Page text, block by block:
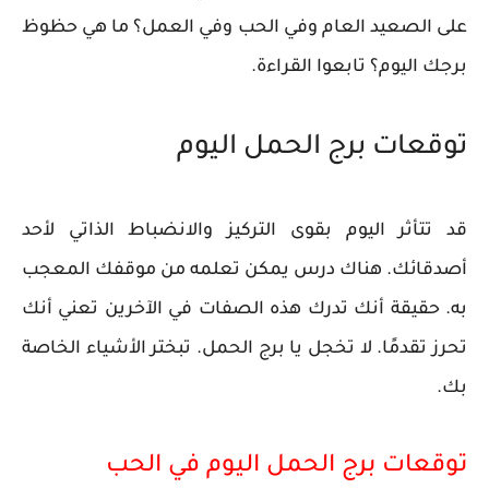
على الصعيد العام وفي الحب وفي العمل؟ ما هي حظوظ
برجك اليوم؟ تابعوا القراءة.
توقعات برج الحمل اليوم
قد تتأثر اليوم بقوى التركيز والانضباط الذاتي لأحد
أصدقائك. هناك درس يمكن تعلمه من موقفك المعجب
به. حقيقة أنك تدرك هذه الصفات في الآخرين تعني أنك
تحرز تقدمًا. لا تخجل يا برج الحمل. تبختر الأشياء الخاصة
بك.
توقعات برج الحمل اليوم في الحب